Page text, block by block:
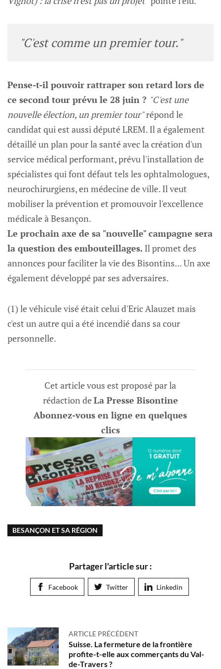
"C'est comme un premier tour."
Pense-t-il pouvoir rattraper son retard lors de
ce second tour prévu le 28 juin ? "C'est une
nouvelle élection, un premier tour"répond le
candidat qui est aussi député LREM. Il a également
détaillé un plan pour la santé avec la création d'un
service médical performant, prévu l'installation de
spécialistes qui font défaut tels les ophtalmologues,
neurochirurgiens, en médecine de ville. Il veut
mobiliser la prévention et promouvoir l'excellence
médicale à Besançon.
Le prochain axe de sa "nouvelle" campagne sera
la question des embouteillages. Il promet des
annonces pour faciliter la vie des Bisontins... Un axe
également développé par ses adversaires.
(1) le véhicule visé était celui d'Eric Alauzet mais
c'est un autre qui a été incendié dans sa cour
personnelle.
Cet article vous est proposé par la
rédaction deLa Presse Bisontine
Abonnez-vous en ligne en quelques
clics
BESANÇON ET SA RÉGION
Partager l'article sur :
Facebook Twitter Linkedin
ARTICLE PRÉCÉDENT
Suisse. La fermeture de la frontière
profite-t-elle aux commerçants du Val-
de-Travers ?